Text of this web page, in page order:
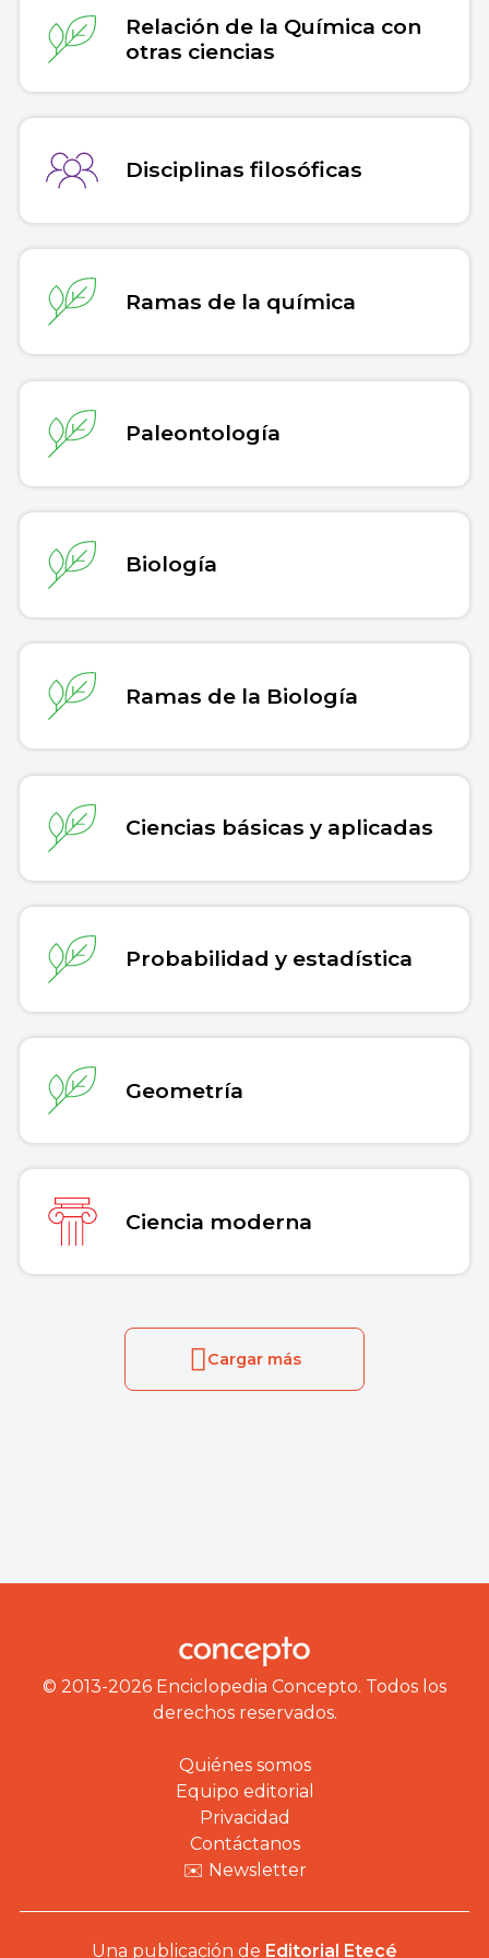
Relación de la Química con
otras ciencias
Disciplinas filosóficas
Ramas de la química
Paleontología
Biología
Ramas de la Biología
Ciencias básicas y aplicadas
Probabilidad y estadística
Geometría
Ciencia moderna
Cargar más
© 2013-2026 Enciclopedia Concepto. Todos los
derechos reservados.
Quiénes somos
Equipo editorial
Privacidad
Contáctanos
✉️ Newsletter
Una publicación de Editorial Etecé